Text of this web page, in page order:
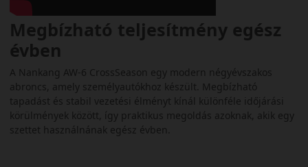
Megbízható teljesítmény egész
évben
A Nankang AW-6 CrossSeason egy modern négyévszakos
abroncs, amely személyautókhoz készült. Megbízható
tapadást és stabil vezetési élményt kínál különféle időjárási
körülmények között, így praktikus megoldás azoknak, akik egy
szettet használnának egész évben.